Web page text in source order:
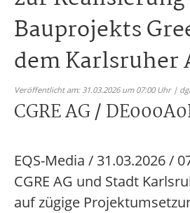
Bauprojekts
dem Karlsruher
Veröffentlicht am: 31.03.2026 um 07:00 Uhr |
CGRE AG /
EQS-Media / 31.03.2026 /
CGRE AG und Stadt
auf zügige